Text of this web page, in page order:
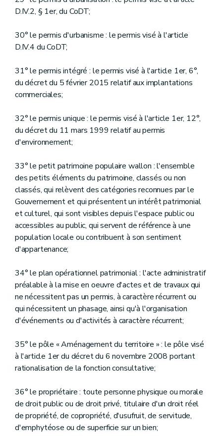
D.IV.2, § 1er, du CoDT;
30° le permis d'urbanisme : le permis visé à l'article
D.IV.4 du CoDT;
31° le permis intégré : le permis visé à l'article 1er, 6°,
du décret du 5 février 2015 relatif aux implantations
commerciales;
32° le permis unique : le permis visé à l'article 1er, 12°,
du décret du 11 mars 1999 relatif au permis
d'environnement;
33° le petit patrimoine populaire wallon : l'ensemble
des petits éléments du patrimoine, classés ou non
classés, qui relèvent des catégories reconnues par le
Gouvernement et qui présentent un intérêt patrimonial
et culturel, qui sont visibles depuis l'espace public ou
accessibles au public, qui servent de référence à une
population locale ou contribuent à son sentiment
d'appartenance;
34° le plan opérationnel patrimonial : l'acte administratif
préalable à la mise en oeuvre d'actes et de travaux qui
ne nécessitent pas un permis, à caractère récurrent ou
qui nécessitent un phasage, ainsi qu'à l'organisation
d'événements ou d'activités à caractère récurrent;
35° le pôle « Aménagement du territoire » : le pôle visé
à l'article 1er du décret du 6 novembre 2008 portant
rationalisation de la fonction consultative;
36° le propriétaire : toute personne physique ou morale
de droit public ou de droit privé, titulaire d'un droit réel
de propriété, de copropriété, d'usufruit, de servitude,
d'emphytéose ou de superficie sur un bien;